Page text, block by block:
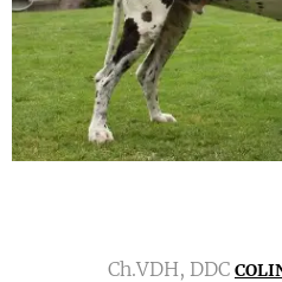
Ch.VDH, DDC